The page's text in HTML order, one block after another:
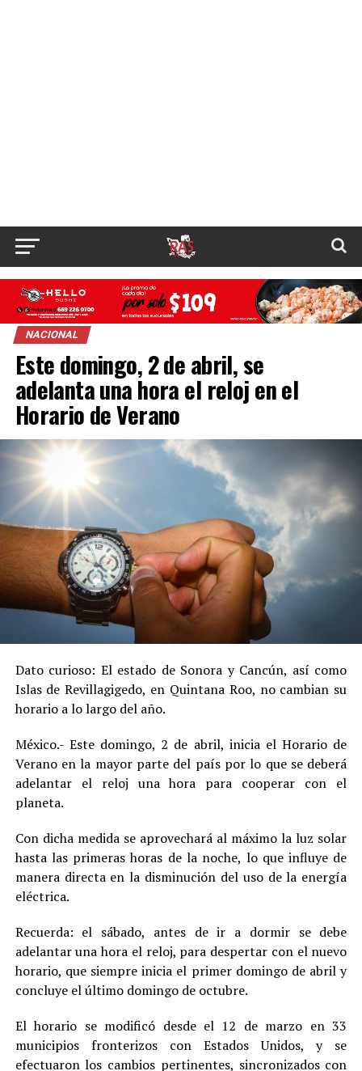
NACIONAL
Este domingo, 2 de abril, se
adelanta una hora el reloj en el
Horario de Verano
Dato curioso: El estado de Sonora y Cancún, así como
Islas de Revillagigedo, en Quintana Roo, no cambian su
horario a lo largo del año.
México.- Este domingo, 2 de abril, inicia el Horario de
Verano en la mayor parte del país por lo que se deberá
adelantar el reloj una hora para cooperar con el
planeta.
Con dicha medida se aprovechará al máximo la luz solar
hasta las primeras horas de la noche, lo que influye de
manera directa en la disminución del uso de la energía
eléctrica.
Recuerda: el sábado, antes de ir a dormir se debe
adelantar una hora el reloj, para despertar con el nuevo
horario, que siempre inicia el primer domingo de abril y
concluye el último domingo de octubre.
El horario se modificó desde el 12 de marzo en 33
municipios fronterizos con Estados Unidos, y se
efectuaron los cambios pertinentes, sincronizados con